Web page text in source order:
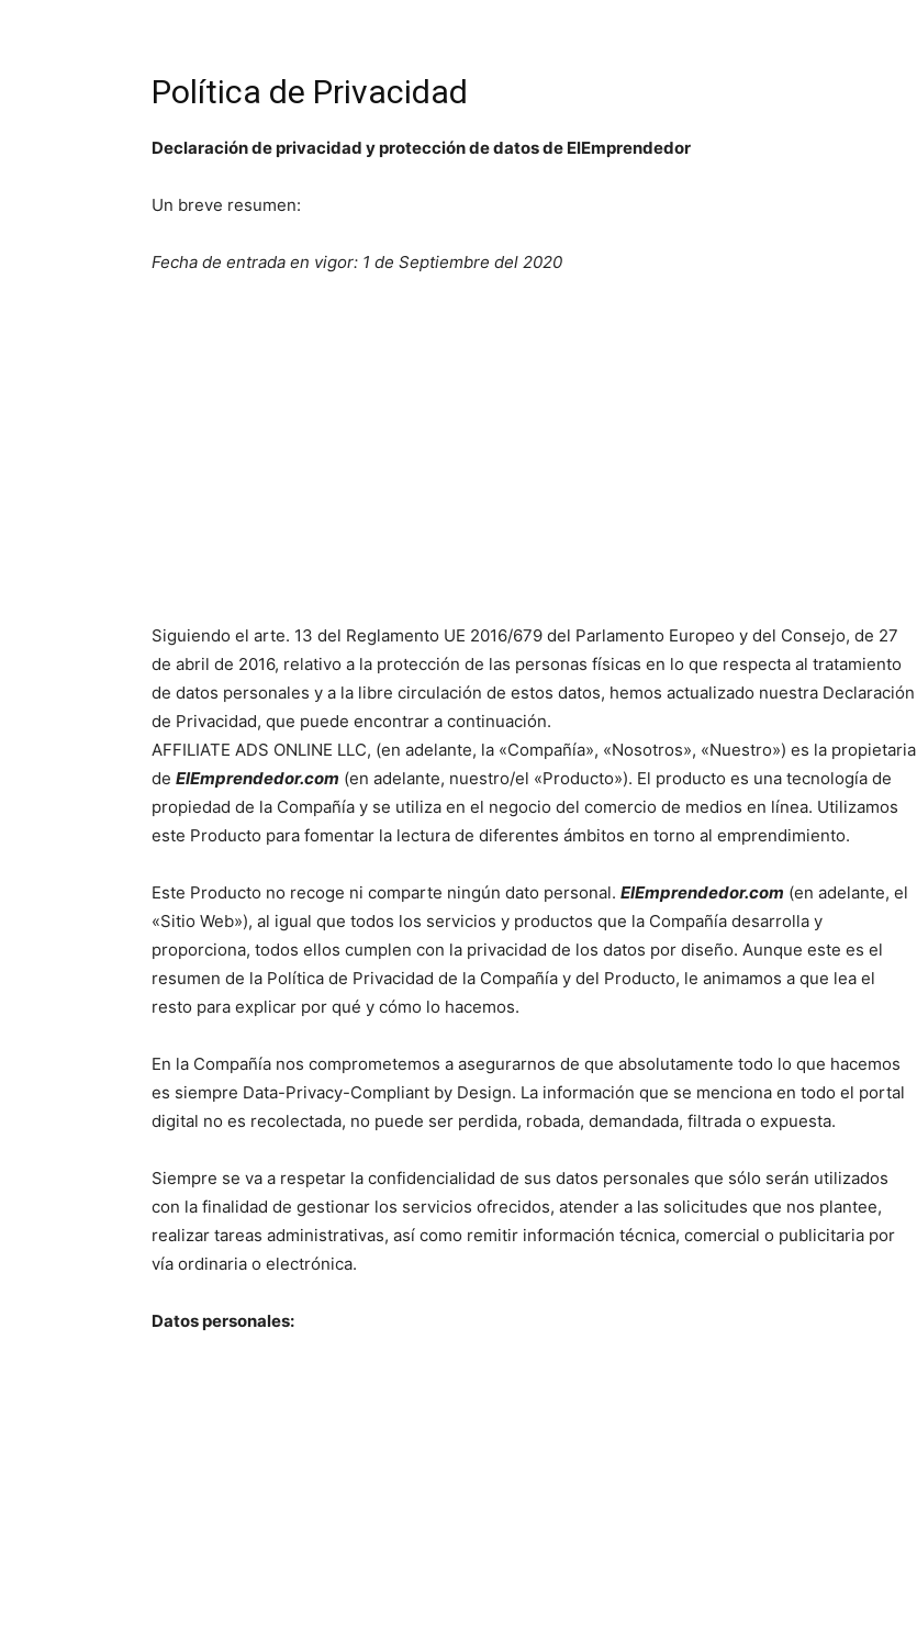
Política de Privacidad
Declaración de privacidad y protección de datos de ElEmprendedor
Un breve resumen:
Fecha de entrada en vigor: 1 de Septiembre del 2020
Siguiendo el arte. 13 del Reglamento UE 2016/679 del Parlamento Europeo y del Consejo, de 27
de abril de 2016, relativo a la protección de las personas físicas en lo que respecta al tratamiento
de datos personales y a la libre circulación de estos datos, hemos actualizado nuestra Declaración
de Privacidad, que puede encontrar a continuación.
AFFILIATE ADS ONLINE LLC, (en adelante, la «Compañía», «Nosotros», «Nuestro») es la propietaria
de ElEmprendedor.com (en adelante, nuestro/el «Producto»). El producto es una tecnología de
propiedad de la Compañía y se utiliza en el negocio del comercio de medios en línea. Utilizamos
este Producto para fomentar la lectura de diferentes ámbitos en torno al emprendimiento.
Este Producto no recoge ni comparte ningún dato personal. ElEmprendedor.com (en adelante, el
«Sitio Web»), al igual que todos los servicios y productos que la Compañía desarrolla y
proporciona, todos ellos cumplen con la privacidad de los datos por diseño. Aunque este es el
resumen de la Política de Privacidad de la Compañía y del Producto, le animamos a que lea el
resto para explicar por qué y cómo lo hacemos.
En la Compañía nos comprometemos a asegurarnos de que absolutamente todo lo que hacemos
es siempre Data-Privacy-Compliant by Design. La información que se menciona en todo el portal
digital no es recolectada, no puede ser perdida, robada, demandada, filtrada o expuesta.
Siempre se va a respetar la confidencialidad de sus datos personales que sólo serán utilizados
con la finalidad de gestionar los servicios ofrecidos, atender a las solicitudes que nos plantee,
realizar tareas administrativas, así como remitir información técnica, comercial o publicitaria por
vía ordinaria o electrónica.
Datos personales: